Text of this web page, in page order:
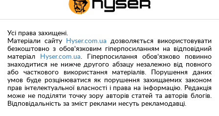
Усі права захищені.
Матеріали сайту
Hyser.com.ua дозволяється використовувати
безкоштовно з обов'язковим гіперпосиланням на відповідний
матеріал
Hyser.com.ua. Гіперпосилання обов'язково повинно
знаходитися не нижче другого абзацу незалежно від повного
або часткового використання матеріалів. Порушення даних
умов буде розцінюватися як порушення захищаемих законом
прав інтелектуальної власності і права на інформацію. Редакція
може не поділяти точку зору авторів статей та авторів блогів.
Відповідальність за зміст реклами несуть рекламодавці.